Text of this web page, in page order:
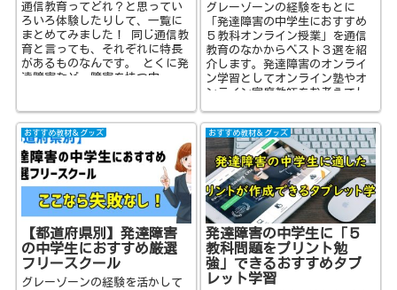
通信教育ってどれ？と思ってい
ろいろ体験したりして、一覧に
まとめてみました！ 同じ通信教
育と言っても、それぞれに特長
があるものなんです。 とくに発
達障害など、障害を持つ中...
グレーゾーンの経験をもとに
「発達障害の中学生におすすめ
５教科オンライン授業」を通信
教育のなかからベスト３選を紹
介します。発達障害のオンライ
ン学習としてオンライン塾やオ
ンライン家庭教師をお考えでし
ます。
おすすめ教材＆グッズ
【都道府県別】発達障害
の中学生におすすめ厳選
フリースクール
グレーゾーンの経験を活かして
おすすめ教材＆グッズ
発達障害の中学生に「５
教科問題をプリント勉
強」できるおすすめタブ
レット学習